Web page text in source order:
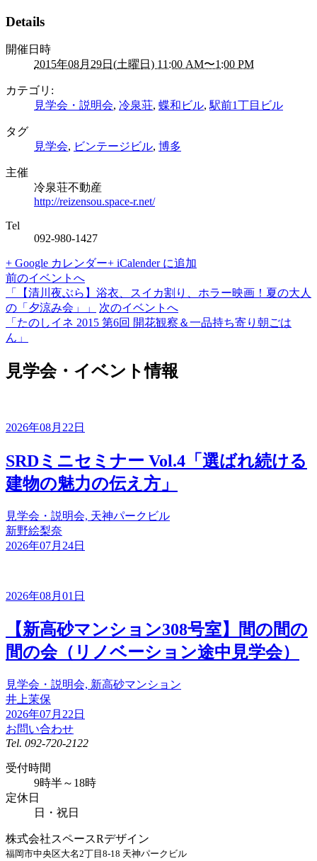
Details
開催日時
2015年08月29日(土曜日) 11:00 AM〜1:00 PM
カテゴリ:
見学会・説明会, 冷泉荘, 蝶和ビル, 駅前1丁目ビル
タグ
見学会, ビンテージビル, 博多
主催
冷泉荘不動産
http://reizensou.space-r.net/
Tel
092-980-1427
+ Google カレンダー+ iCalender に追加
前のイベントへ
「【清川夜ぶら】浴衣、スイカ割り、ホラー映画！夏の大人
の「夕涼み会」」
次のイベントへ
「たのしイネ 2015 第6回 開花観察＆一品持ち寄り朝ごは
ん」
見学会・イベント情報
2026年08月22日
SRDミニセミナー Vol.4「選ばれ続ける
建物の魅力の伝え方」
見学会・説明会, 天神パークビル
新野絵梨奈
2026年07月24日
2026年08月01日
【新高砂マンション308号室】間の間の
間の会（リノベーション途中見学会）
見学会・説明会, 新高砂マンション
井上茉保
2026年07月22日
お問い合わせ
Tel. 092-720-2122
受付時間
9時半～18時
定休日
日・祝日
株式会社スペースRデザイン
福岡市中央区大名2丁目8-18 天神パークビル